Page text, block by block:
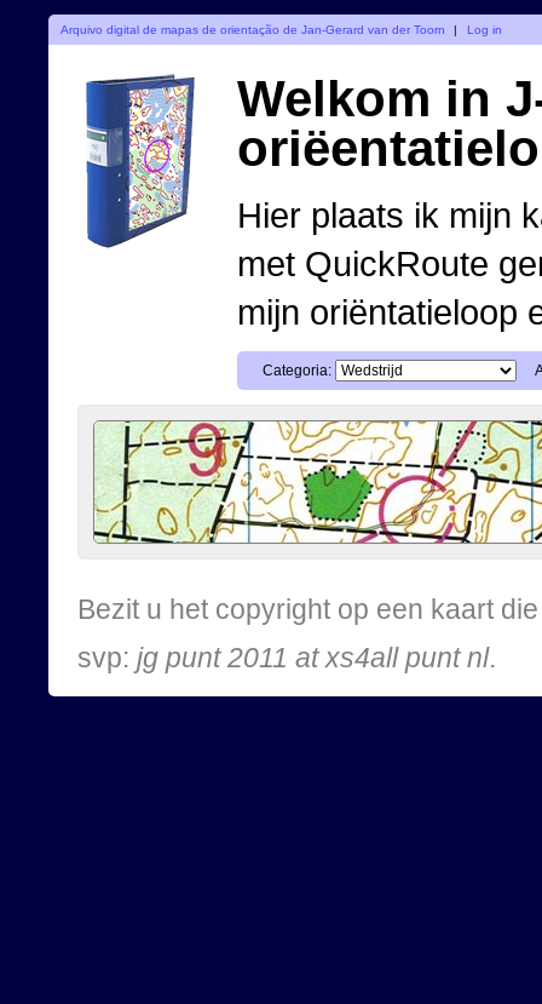
Arquivo digital de mapas de orientação de Jan-Gerard van der Toorn | Log in
Welkom in
Hier plaats ik mijn
met QuickRoute
mijn oriëntatieloop
Categoria:
Bezit u het copyright op een kaart
svp: jg punt 2011 at xs4all punt nl.